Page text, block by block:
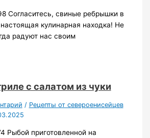
Согласитесь, свиные ребрышки в
кулинарная находка! Не
радуют нас своим
с салатом из чуки
/ Рецепты от североенисейцев
Рыбой приготовленной на